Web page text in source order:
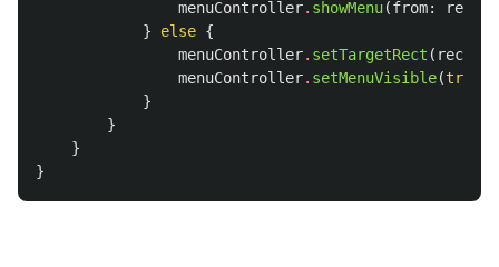
menuController. showMenu(from:
}
else {
menuController. setTargetRect (
menuController. setMenuVisible(true
}
}
}
}